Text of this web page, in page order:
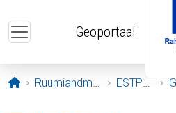
Geoportaal
Avaleht
Ruumiandmed ESTPOS